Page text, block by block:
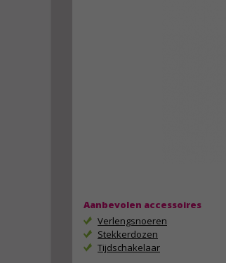
Aanbevolen accessoires
Verlengsnoeren
Stekkerdozen
Tijdschakelaar